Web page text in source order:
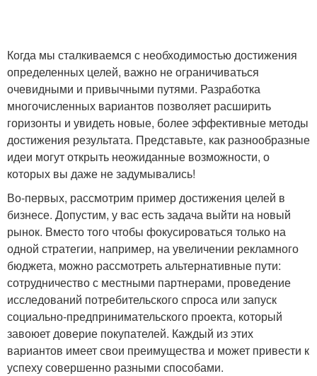
Когда мы сталкиваемся с необходимостью достижения
определенных целей, важно не ограничиваться
очевидными и привычными путями. Разработка
многочисленных вариантов позволяет расширить
горизонты и увидеть новые, более эффективные методы
достижения результата. Представьте, как разнообразные
идеи могут открыть неожиданные возможности, о
которых вы даже не задумывались!
Во-первых, рассмотрим пример достижения целей в
бизнесе. Допустим, у вас есть задача выйти на новый
рынок. Вместо того чтобы фокусироваться только на
одной стратегии, например, на увеличении рекламного
бюджета, можно рассмотреть альтернативные пути:
сотрудничество с местными партнерами, проведение
исследований потребительского спроса или запуск
социально-предпринимательского проекта, который
завоюет доверие покупателей. Каждый из этих
вариантов имеет свои преимущества и может привести к
успеху совершенно разными способами.